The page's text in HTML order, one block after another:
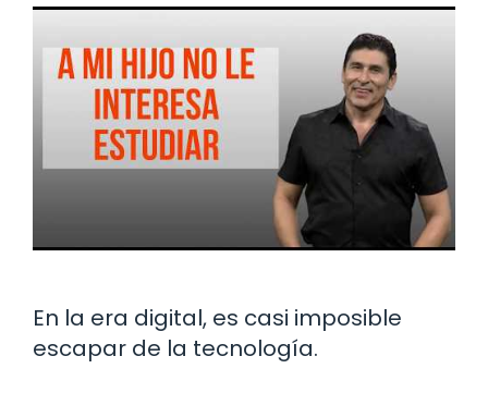
En la era digital, es casi imposible
escapar de la tecnología.